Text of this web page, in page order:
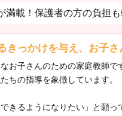
満載！保護者の方の負担
きっかけを与え、お子
お子さんのための家庭教師
ちの指導を象徴しています。
きるようになりたい」と願っ